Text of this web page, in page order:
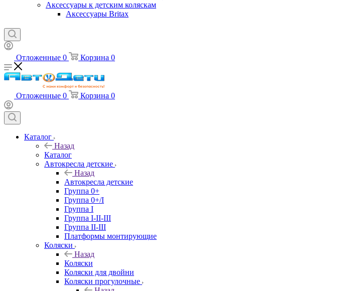
Аксессуары к детским коляскам
Аксессуары Britax
Отложенные 0 Корзина 0
Отложенные 0 Корзина 0
Каталог
Назад
Каталог
Автокресла детские
Назад
Автокресла детские
Группа 0+
Группа 0+/I
Группа I
Группа I-II-III
Группа II-III
Платформы монтирующие
Коляски
Назад
Коляски
Коляски для двойни
Коляски прогулочные